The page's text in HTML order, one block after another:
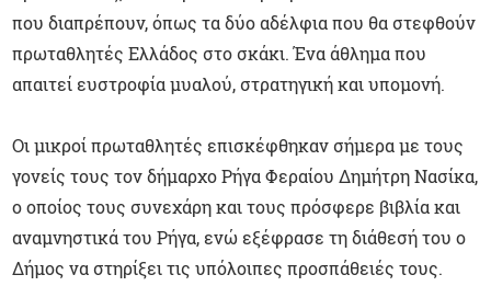
που διαπρέπουν, όπως τα δύο αδέλφια που θα στεφθούν
πρωταθλητές Ελλάδος στο σκάκι. Ένα άθλημα που
απαιτεί ευστροφία μυαλού, στρατηγική και υπομονή.
Οι μικροί πρωταθλητές επισκέφθηκαν σήμερα με τους
γονείς τους τον δήμαρχο Ρήγα Φεραίου Δημήτρη Νασίκα,
ο οποίος τους συνεχάρη και τους πρόσφερε βιβλία και
αναμνηστικά του Ρήγα, ενώ εξέφρασε τη διάθεσή του ο
Δήμος να στηρίξει τις υπόλοιπες προσπάθειές τους.